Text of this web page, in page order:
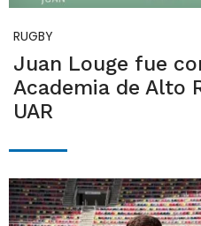
RUGBY
Juan Louge fue
Academia de Alto
UAR